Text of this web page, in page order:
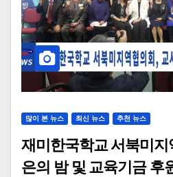
많이 본 뉴스 최신 뉴스 추천 뉴스
재미한국학교 서북미
은의 밤 및 교육기금 후